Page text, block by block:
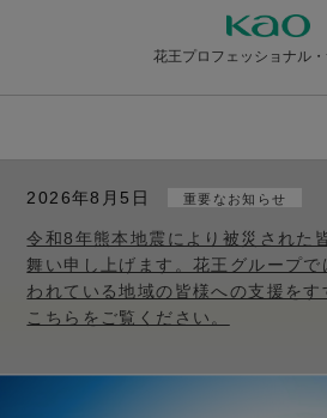
花王プロフェッショナル
2026年8月5日 重要なお知らせ
令和8年熊本地震により被災された
舞い申し上げます。花王グループ
われている地域の皆様への支援を
こちらをご覧ください。